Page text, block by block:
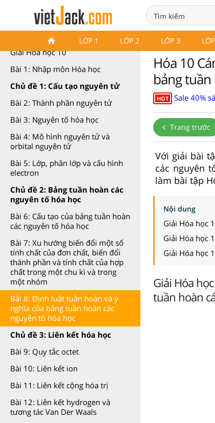
LỚP 1 LỚP 2 LỚP 3
Hóa học 10 Cánh diều
Giải Hóa học 10
Bài 1: Nhập môn Hóa học
Chủ đề 1: Cấu tạo nguyên tử
Bài 2: Thành phần nguyên tử
Bài 3: Nguyên tố hóa học
Bài 4: Mô hình nguyên tử và
orbital nguyên tử
Bài 5: Lớp, phân lớp và cấu hình
electron
Chủ đề 2: Bảng tuần hoàn các
nguyên tố hóa học
Bài 6: Cấu tạo của bảng tuần hoàn
các nguyên tố hóa học
Bài 7: Xu hướng biến đổi một số
tính chất của đơn chất, biến đổi
thành phần và tính chất của hợp
chất trong một chu kì và trong
một nhóm
Bài 8: Định luật tuần hoàn và ý
nghĩa của bảng tuần hoàn các
nguyên tố hóa học
Chủ đề 3: Liên kết hóa học
Bài 9: Quy tắc octet
Bài 10: Liên kết ion
Bài 11: Liên kết cộng hóa trị
Bài 12: Liên kết hydrogen và
tương tác Van Der Waals
Hóa 10
bảng
HOT Sale 40%
Trang trước
Với giải bài
các nguyên
làm bài tập
Nội dung
Giải Hóa học
Giải Hóa học
Giải Hóa học
Giải Hóa
tuần hoàn